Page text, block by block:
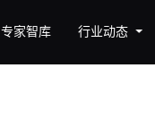
专家智库 行业动态